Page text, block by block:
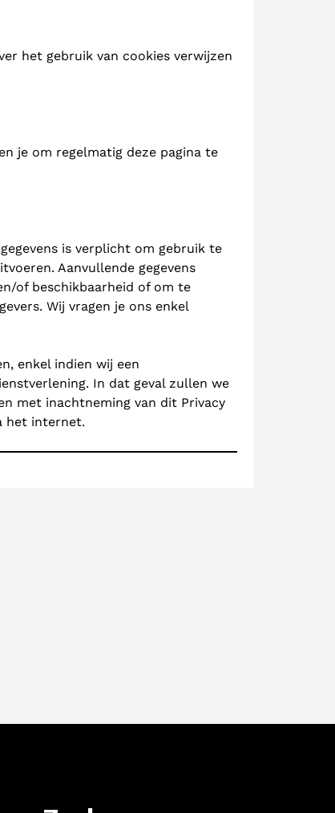
het gebruik van cookies verwijzen
je om regelmatig deze pagina te
is verplicht om gebruik te
Aanvullende gegevens
of beschikbaarheid of om te
Wij vragen je ons enkel
enkel indien wij een
In dat geval zullen we
met inachtneming van dit Privacy
het internet.